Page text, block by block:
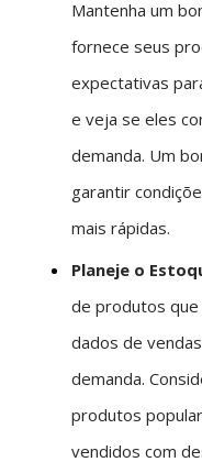
Mantenha um
fornece seus
expectativas
e veja se eles
demanda. Um
garantir
mais rápidas.
Planeje o
de produtos
dados de
demanda.
produtos
vendidos com